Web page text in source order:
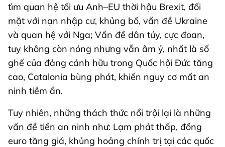
tìm quan hệ tối ưu Anh–EU thời hậu Brexit, đối
mặt với nạn nhập cư, khủng bố, vấn đề Ukraine
và quan hệ với Nga; Vấn đề dân túy, cực đoan,
tuy không còn nóng nhưng vẫn âm ỷ, nhất là số
ghế của đảng cánh hữu trong Quốc hội Đức tăng
cao, Catalonia bùng phát, khiến nguy cơ mất an
ninh tiềm ẩn.
Tuy nhiên, những thách thức nổi trội lại là những
vấn đề tiền an ninh như: Lạm phát thấp, đồng
euro tăng giá, khủng hoảng chính trị tại các quốc